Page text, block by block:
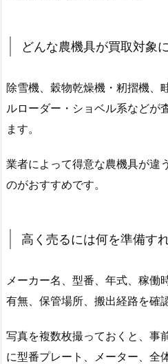
どんな農機具が買取対象
除雪機、穀物乾燥機・籾摺機、
ルローダー・ショベル系などが
ます。
業者によって得意な農機具が違
のがおすすめです。
高く売るには何を準備す
メーカー名、型番、年式、稼働
有無、保管場所、搬出経路を確
写真を複数枚撮っておくと、事
に型番プレート、メーター、全